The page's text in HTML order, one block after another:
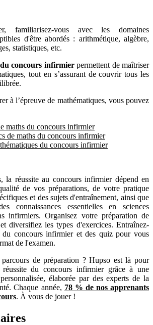
familiarisez-vous avec les domaines
d'être abordés : arithmétique, algèbre,
statistiques, etc.
concours infirmierpermettent de maîtriser
tout en s’assurant de couvrir tous les
à l’épreuve de mathématiques, vous pouvez
maths du concours infirmier
de maths du concours infirmier
du concours infirmier
la réussite au concours infirmier dépend en
de vos préparations, de votre pratique
et des sujets d'entraînement, ainsi que
connaissances essentielles en sciences
infirmiers. Organisez votre préparation de
diversifiez les types d'exercices. Entraînez-
du concours infirmier et des quiz pour vous
de l'examen.
de préparation ? Hupso est là pour
du concours infirmier grâce à une
élaborée par des experts de la
Chaque année, 78 % de nos apprenants
. À vous de jouer !